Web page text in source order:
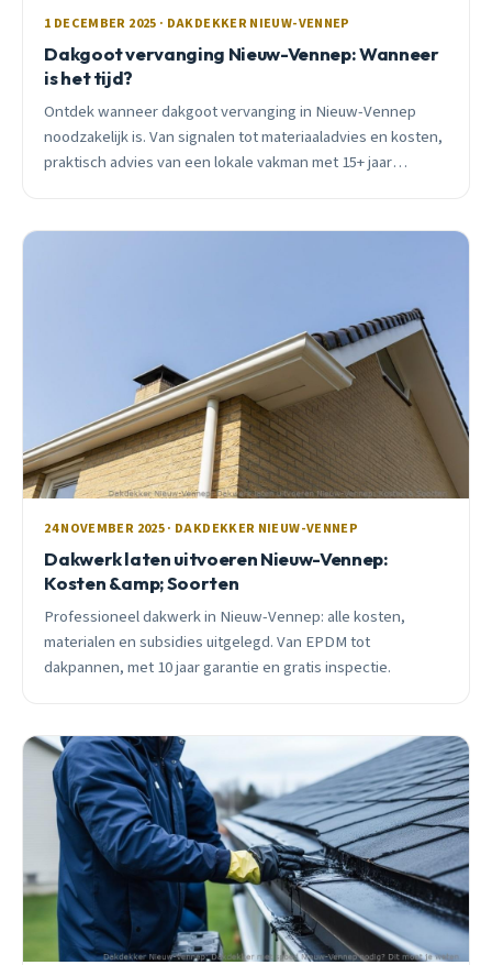
1 DECEMBER 2025 · DAKDEKKER NIEUW-VENNEP
Dakgoot vervanging Nieuw-Vennep: Wanneer
is het tijd?
Ontdek wanneer dakgoot vervanging in Nieuw-Vennep
noodzakelijk is. Van signalen tot materiaaladvies en kosten,
praktisch advies van een lokale vakman met 15+ jaar
24 NOVEMBER 2025 · DAKDEKKER NIEUW-VENNEP
Dakwerk laten uitvoeren Nieuw-Vennep:
Kosten &amp; Soorten
Professioneel dakwerk in Nieuw-Vennep: alle kosten,
materialen en subsidies uitgelegd. Van EPDM tot
dakpannen, met 10 jaar garantie en gratis inspectie.